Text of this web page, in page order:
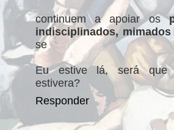
continuem a apoiar os
indisciplinados, mimados
se
Eu estive lá, será que
estivera?
Responder